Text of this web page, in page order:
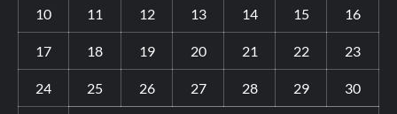
10 11 12 13 14 15 16
17 18 19 20 21 22 23
24 25 26 27 28 29 30